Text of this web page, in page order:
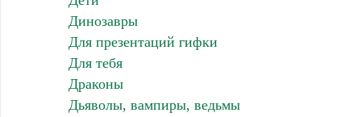
Динозавры
Для презентаций гифки
Для тебя
Драконы
Дьяволы, вампиры, ведьмы